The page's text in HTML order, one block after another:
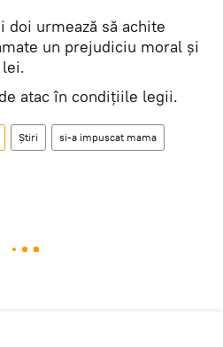
doi urmează să achite
un prejudiciu moral şi
atac în condiţiile legii.
Știri si-a impuscat mama